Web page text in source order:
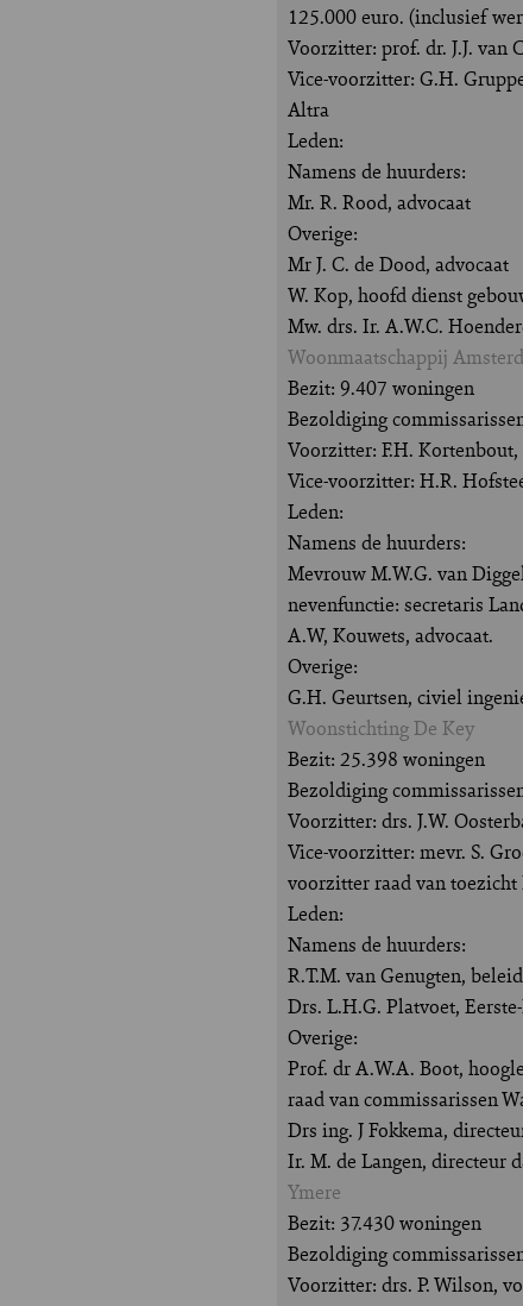
125.000 euro. (inclusief
Voorzitter: prof. dr. J.J.
Vice-voorzitter: G.H.
Altra
Leden:
Namens de huurders:
Mr. R. Rood, advocaat
Overige:
Mr J. C. de Dood, advocaat
W. Kop, hoofd dienst
Mw. drs. Ir. A.W.C.
Woonmaatschappij
Bezit: 9.407 woningen
Bezoldiging
Voorzitter: F.H.
Vice-voorzitter: H.R.
Leden:
Namens de huurders:
Mevrouw M.W.G. van
nevenfunctie: secretaris
A.W, Kouwets, advocaat.
Overige:
G.H. Geurtsen, civiel
Woonstichting De Key
Bezit: 25.398 woningen
Bezoldiging
Voorzitter: drs. J.W.
Vice-voorzitter: mevr. S.
voorzitter raad van toezicht
Leden:
Namens de huurders:
R.T.M. van Genugten,
Drs. L.H.G. Platvoet,
Overige:
Prof. dr A.W.A. Boot,
raad van commissarissen
Drs ing. J Fokkema,
Ir. M. de Langen, directeur
Ymere
Bezit: 37.430 woningen
Bezoldiging
Voorzitter: drs. P. Wilson,